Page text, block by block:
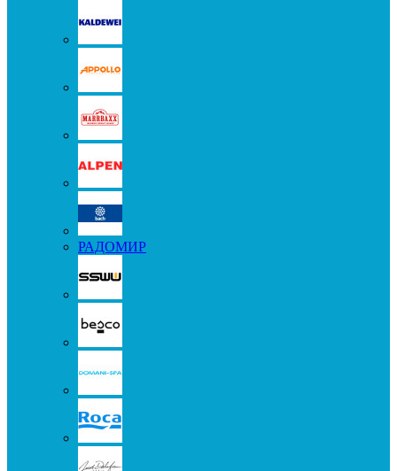
РАДОМИР